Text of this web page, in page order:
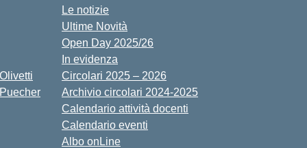
Le notizie
Ultime Novità
Open Day 2025/26
In evidenza
Circolari 2025 – 2026
Archivio circolari 2024-2025
Calendario attività docenti
Calendario eventi
Albo onLine